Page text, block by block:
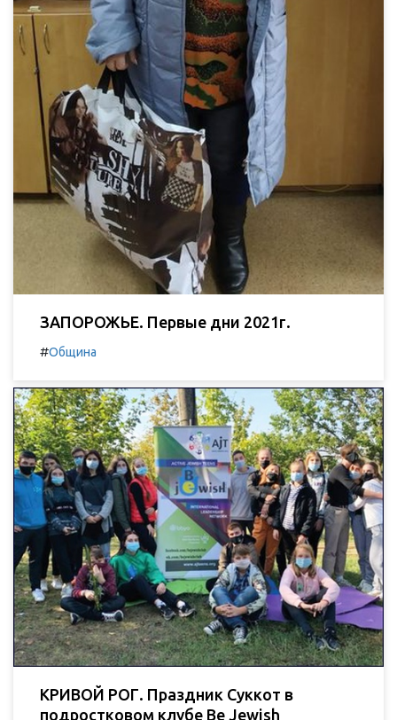
ЗАПОРОЖЬЕ. Первые дни 2021г.
#Община
КРИВОЙ РОГ. Праздник Суккот в
подростковом клубе Be Jewish